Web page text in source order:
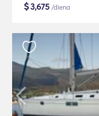
$3,675 /diena